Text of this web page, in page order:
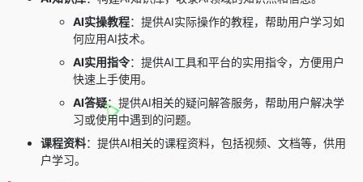
AI实操教程：提供AI实际操作的教程，帮助用户学习如
何应用AI技术。
AI实用指令：提供AI工具和平台的实用指令，方便用户
快速上手使用。
AI答疑：提供AI相关的疑问解答服务，帮助用户解决学
习或使用中遇到的问题。
课程资料：提供AI相关的课程资料，包括视频、文档等，供用
户学习。